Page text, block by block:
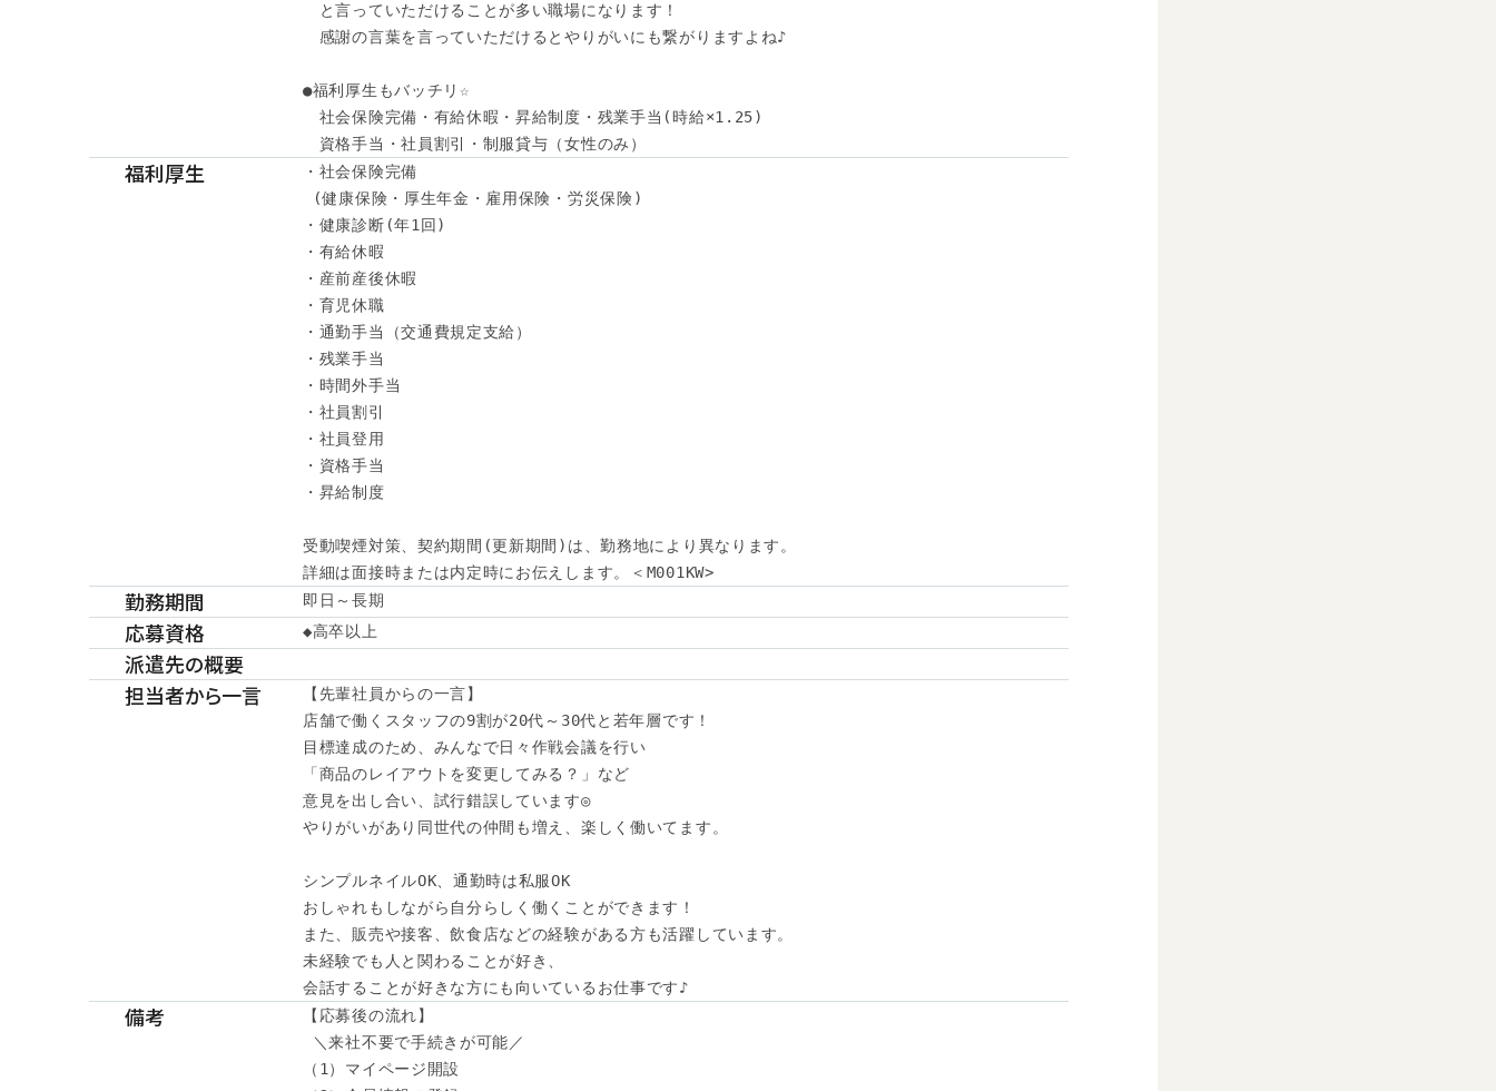
と言っていただけることが多い職場になります！
感謝の言葉を言っていただけるとやりがいにも繋がりますよね♪
●福利厚生もバッチリ☆
社会保険完備・有給休暇・昇給制度・残業手当(時給×1.25)
資格手当・社員割引・制服貸与（女性のみ）
福利厚生
・社会保険完備
(健康保険・厚生年金・雇用保険・労災保険)
・健康診断(年1回)
・有給休暇
・産前産後休暇
・育児休職
・通勤手当（交通費規定支給）
・残業手当
・時間外手当
・社員割引
・社員登用
・資格手当
・昇給制度
受動喫煙対策、契約期間(更新期間)は、勤務地により異なります。
詳細は面接時または内定時にお伝えします。＜M001KW>
勤務期間 即日～長期
応募資格 ◆高卒以上
派遣先の概要
担当者から一言
【先輩社員からの一言】
店舗で働くスタッフの9割が20代～30代と若年層です！
目標達成のため、みんなで日々作戦会議を行い
「商品のレイアウトを変更してみる？」など
意見を出し合い、試行錯誤しています◎
やりがいがあり同世代の仲間も増え、楽しく働いてます。
シンプルネイルOK、通勤時は私服OK
おしゃれもしながら自分らしく働くことができます！
また、販売や接客、飲食店などの経験がある方も活躍しています。
未経験でも人と関わることが好き、
会話することが好きな方にも向いているお仕事です♪
備考
【応募後の流れ】
＼来社不要で手続きが可能／
（1）マイページ開設